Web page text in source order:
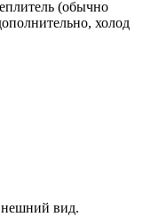
(обычно
холод
вид.